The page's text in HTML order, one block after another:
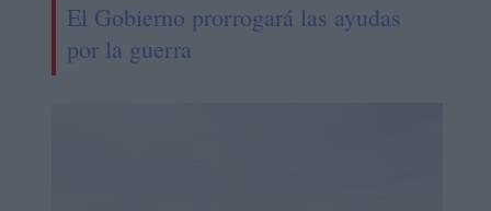
El Gobierno prorrogará las ayudas
por la guerra